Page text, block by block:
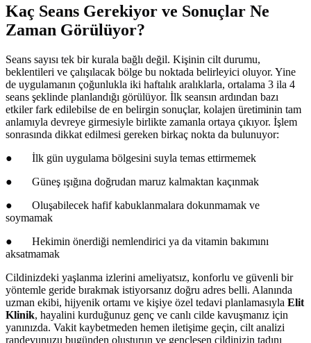
Kaç Seans Gerekiyor ve Sonuçlar Ne
Zaman Görülüyor?
Seans sayısı tek bir kurala bağlı değil. Kişinin cilt durumu,
beklentileri ve çalışılacak bölge bu noktada belirleyici oluyor. Yine
de uygulamanın çoğunlukla iki haftalık aralıklarla, ortalama 3 ila 4
seans şeklinde planlandığı görülüyor. İlk seansın ardından bazı
etkiler fark edilebilse de en belirgin sonuçlar, kolajen üretiminin tam
anlamıyla devreye girmesiyle birlikte zamanla ortaya çıkıyor. İşlem
sonrasında dikkat edilmesi gereken birkaç nokta da bulunuyor:
● İlk gün uygulama bölgesini suyla temas ettirmemek
● Güneş ışığına doğrudan maruz kalmaktan kaçınmak
● Oluşabilecek hafif kabuklanmalara dokunmamak ve
soymamak
● Hekimin önerdiği nemlendirici ya da vitamin bakımını
aksatmamak
Cildinizdeki yaşlanma izlerini ameliyatsız, konforlu ve güvenli bir
yöntemle geride bırakmak istiyorsanız doğru adres belli. Alanında
uzman ekibi, hijyenik ortamı ve kişiye özel tedavi planlamasıyla Elit
Klinik, hayalini kurduğunuz genç ve canlı cilde kavuşmanız için
yanınızda. Vakit kaybetmeden hemen iletişime geçin, cilt analizi
randevunuzu bugünden oluşturun ve gençleşen cildinizin tadını